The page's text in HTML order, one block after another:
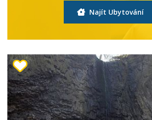
Najít Ubytování